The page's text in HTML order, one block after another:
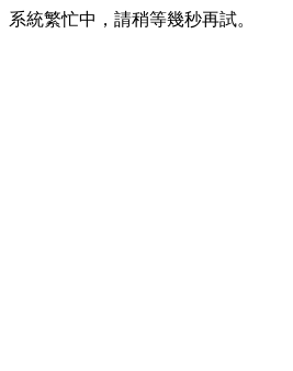
系統繁忙中，請稍等幾秒再試。